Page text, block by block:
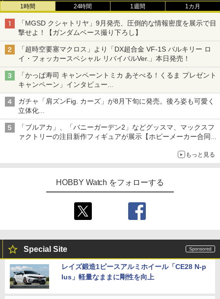
1時間 24時間 1週間 1カ月
「MGSD クシャトリヤ」9月発売、圧倒的な情報密度を展示で目
撃せよ！【ガンダムベース撮り下ろし】
「超時空要塞マクロス」より「DX超合金 VF-1S バルキリー ロ
イ・フォッカースペシャル リバイバルVer.」本日発売！
「かっぱ寿司 キャンペーントミカ あそべる！くるま プレゼント
キャンペーン」インタビュー
子どもが楽しめるかっぱ寿司ならではの体験とコラボの楽しさを
追求
ガチャ「肩ズンFig. カーズ」が8月下旬に発売。後ろ姿も可愛く
立体化
ライトニング・マックィーンやメーターなど4種がラインナップ
「ブルアカ」、「バニーガーデン2」などグッスマ、マックスフ
ァクトリーの注目新作フィギュアが展示【ホビーメーカー合同展
もっと見る
HOBBY Watch をフォローする
Special Site
レイズ鍛造1ピースアルミホイール「CE28 N-p
lus」軽量なままに剛性を向上